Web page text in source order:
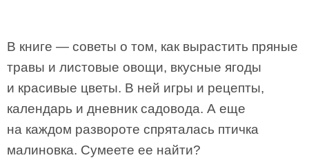
В книге — советы о том, как вырастить пряные
травы и листовые овощи, вкусные ягоды
и красивые цветы. В ней игры и рецепты,
календарь и дневник садовода. А еще
на каждом развороте спряталась птичка
малиновка. Сумеете ее найти?